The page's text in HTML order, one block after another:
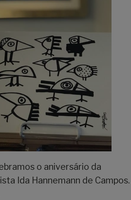
o aniversário da
Ida Hannemann de Campos.